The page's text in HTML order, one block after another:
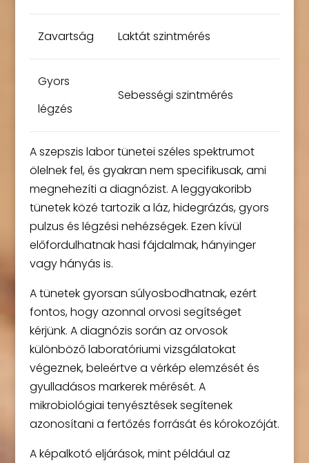
Zavartság Laktát szintmérés
Gyors
légzés
Sebességi szintmérés
A szepszis labor tünetei széles spektrumot
ölelnek fel, és gyakran nem specifikusak, ami
megnehezíti a diagnózist. A leggyakoribb
tünetek közé tartozik a láz, hidegrázás, gyors
pulzus és légzési nehézségek. Ezen kívül
előfordulhatnak hasi fájdalmak, hányinger
vagy hányás is.
A tünetek gyorsan súlyosbodhatnak, ezért
fontos, hogy azonnal orvosi segítséget
kérjünk. A diagnózis során az orvosok
különböző laboratóriumi vizsgálatokat
végeznek, beleértve a vérkép elemzését és
gyulladásos markerek mérését. A
mikrobiológiai tenyésztések segítenek
azonosítani a fertőzés forrását és kórokozóját.
A képalkotó eljárások, mint például az